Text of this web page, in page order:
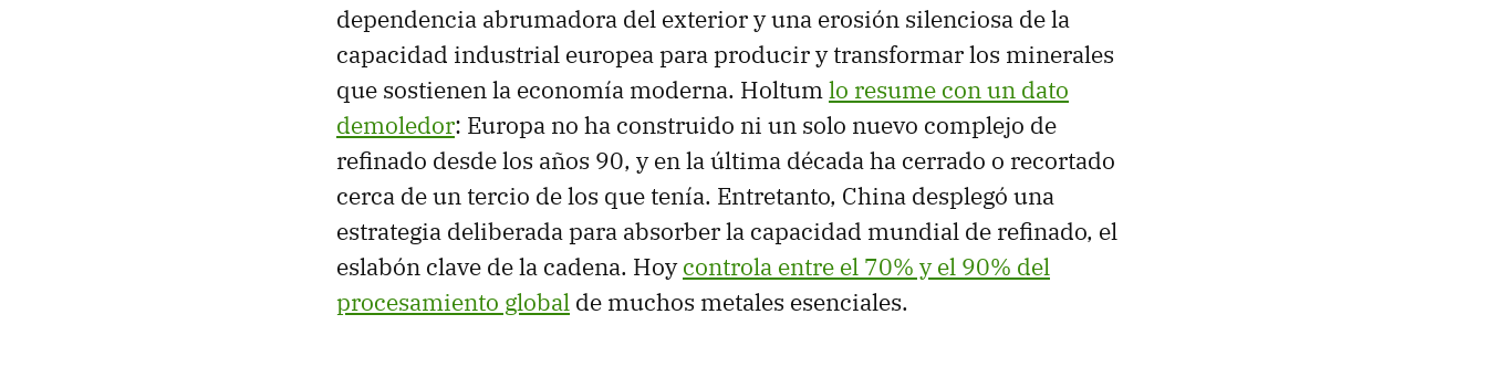
dependencia abrumadora del exterior y una erosión silenciosa de la
capacidad industrial europea para producir y transformar los minerales
que sostienen la economía moderna. Holtumlo resume con un dato
demoledor: Europa no ha construido ni un solo nuevo complejo de
refinado desde los años 90, y en la última década ha cerrado o recortado
cerca de un tercio de los que tenía. Entretanto, China desplegó una
estrategia deliberada para absorber la capacidad mundial de refinado, el
eslabón clave de la cadena. Hoycontrola entre el 70% y el 90% del
procesamiento global de muchos metales esenciales.